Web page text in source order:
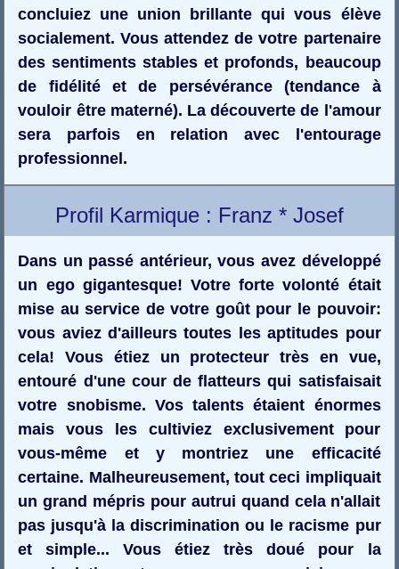
concluiez une union brillante qui vous élève
socialement. Vous attendez de votre partenaire
des sentiments stables et profonds, beaucoup
de fidélité et de persévérance (tendance à
vouloir être materné). La découverte de l'amour
sera parfois en relation avec l'entourage
professionnel.
Profil Karmique : Franz * Josef
Dans un passé antérieur, vous avez développé
un ego gigantesque! Votre forte volonté était
mise au service de votre goût pour le pouvoir:
vous aviez d'ailleurs toutes les aptitudes pour
cela! Vous étiez un protecteur très en vue,
entouré d'une cour de flatteurs qui satisfaisait
votre snobisme. Vos talents étaient énormes
mais vous les cultiviez exclusivement pour
vous-même et y montriez une efficacité
certaine. Malheureusement, tout ceci impliquait
un grand mépris pour autrui quand cela n'allait
pas jusqu'à la discrimination ou le racisme pur
et simple... Vous étiez très doué pour la